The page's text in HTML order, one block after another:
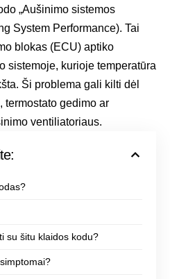
„Aušinimo sistemos
System Performance). Tai
blokas (ECU) aptiko
sistemoje, kurioje temperatūra
Ši problema gali kilti dėl
termostato gedimo ar
ventiliatoriaus.
su šitu klaidos kodu?